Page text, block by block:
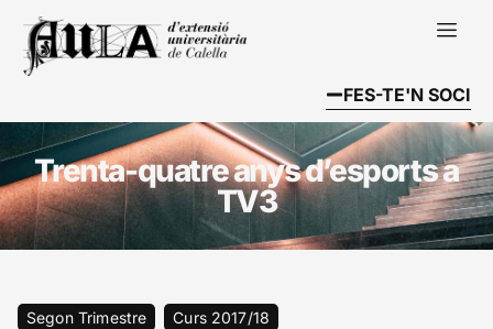
FES-TE'N SOCI
Trenta-quatre anys d’esports a
TV3
Segon Trimestre Curs 2017/18